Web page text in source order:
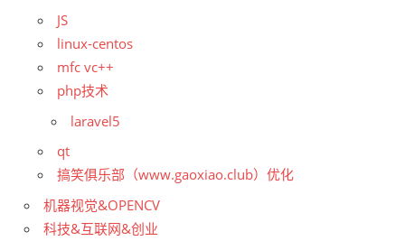
JS
linux-centos
mfc vc++
php技术
laravel5
qt
搞笑俱乐部（www.gaoxiao.club）优化
机器视觉&OPENCV
科技&互联网&创业